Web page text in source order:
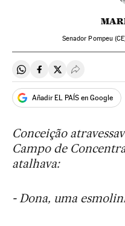
Senador Pompeu
Compartir en Whatsapp
Compartir en
Compartir en
Desplegar
Añadir EL PAÍS en Google
Conceição
Campo de
atalhava:
- Dona, uma